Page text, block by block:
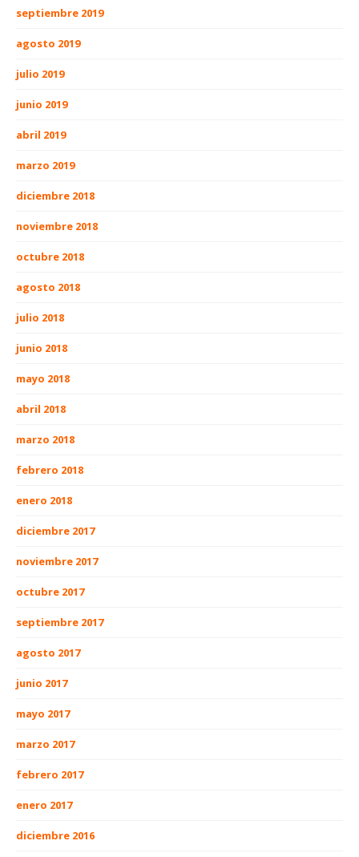
septiembre 2019
agosto 2019
julio 2019
junio 2019
abril 2019
marzo 2019
diciembre 2018
noviembre 2018
octubre 2018
agosto 2018
julio 2018
junio 2018
mayo 2018
abril 2018
marzo 2018
febrero 2018
enero 2018
diciembre 2017
noviembre 2017
octubre 2017
septiembre 2017
agosto 2017
junio 2017
mayo 2017
marzo 2017
febrero 2017
enero 2017
diciembre 2016